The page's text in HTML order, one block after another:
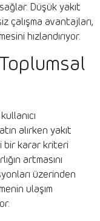
Düşük yakıt
çalışma avantajları,
hızlandırıyor.
alırken yakıt
bir karar kriteri
artmasını
üzerinden
ulaşım